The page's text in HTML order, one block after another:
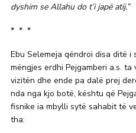
dyshim se Allahu do t’i japë atij.”
* * *
Ebu Selemeja qëndroi disa ditë
mëngjes erdhi Pejgamberi a.s.
vizitën dhe ende pa dalë prej
nda nga kjo botë, kështu që
fisnike ia mbylli sytë sahabit të
tha: